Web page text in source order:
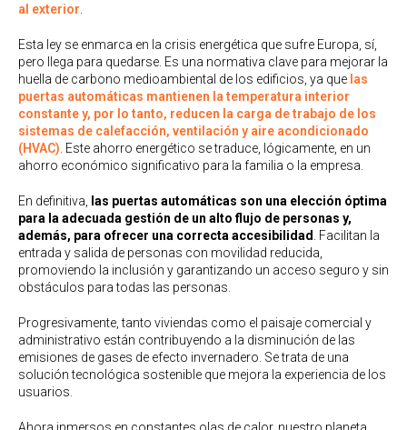
al exterior
Esta ley se enmarca en la crisis energética que sufre Europa, sí,
pero llega para quedarse. Es una normativa clave para mejorar la
huella de carbono medioambiental de los edificios, ya que las
puertas automáticas mantienen la temperatura interior
constante y, por lo tanto, reducen la carga de trabajo de los
sistemas de calefacción, ventilación y aire acondicionado
(HVAC) . Este ahorro energético se traduce, lógicamente, en un
ahorro económico significativo para la familia o la empresa.
En definitiva,
las puertas automáticas son una elección óptima
para la adecuada gestión de un alto flujo de personas y,
además, para ofrecer una correcta accesibilidad
. Facilitan la
entrada y salida de personas con movilidad reducida,
promoviendo la inclusión y garantizando un acceso seguro y sin
obstáculos para todas las personas.
Progresivamente, tanto viviendas como el paisaje comercial y
administrativo están contribuyendo a la disminución de las
emisiones de gases de efecto invernadero. Se trata de una
solución tecnológica sostenible que mejora la experiencia de los
usuarios.